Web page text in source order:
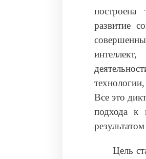
построена
развитие
Все это
подхода к
Цель